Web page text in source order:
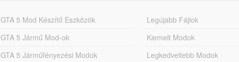
GTA 5 Mod Készítő Eszközök
GTA 5 Jármű Mod-ok
GTA 5 Járműfényezési Modok
Legújabb Fájlok
Kiemelt Modok
Legkedveltebb Modok